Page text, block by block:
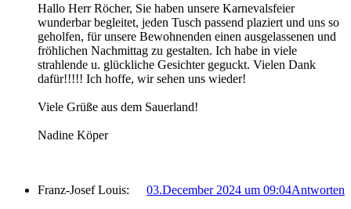
Hallo Herr Röcher, Sie haben unsere Karnevalsfeier
wunderbar begleitet, jeden Tusch passend plaziert und uns so
geholfen, für unsere Bewohnenden einen ausgelassenen und
fröhlichen Nachmittag zu gestalten. Ich habe in viele
strahlende u. glückliche Gesichter geguckt. Vielen Dank
dafür!!!!! Ich hoffe, wir sehen uns wieder!
Viele Grüße aus dem Sauerland!
Nadine Köper
Franz-Josef Louis: Antworten
03.December 2024 um 09:04